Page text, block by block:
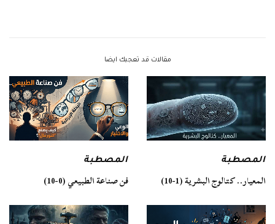
مقالات قد تعجبك ايضا
المصطبة
المعيار.. كتالوج البشرية (1-10)
المصطبة
فن صناعة الطبيعي (0-10)